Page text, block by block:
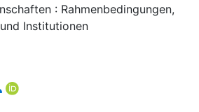
: Rahmenbedingungen,
Institutionen